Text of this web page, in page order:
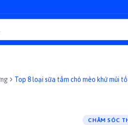
Top 8 loại sữa tắm chó mèo khử mùi
CHĂM SÓC